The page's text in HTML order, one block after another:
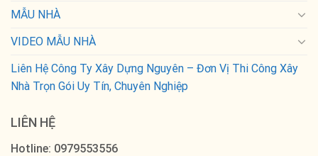
MẪU NHÀ
VIDEO MẪU NHÀ
Liên Hệ Công Ty Xây Dựng Nguyên – Đơn Vị Thi Công Xây
Nhà Trọn Gói Uy Tín, Chuyên Nghiệp
LIÊN HỆ
Hotline: 0979553556